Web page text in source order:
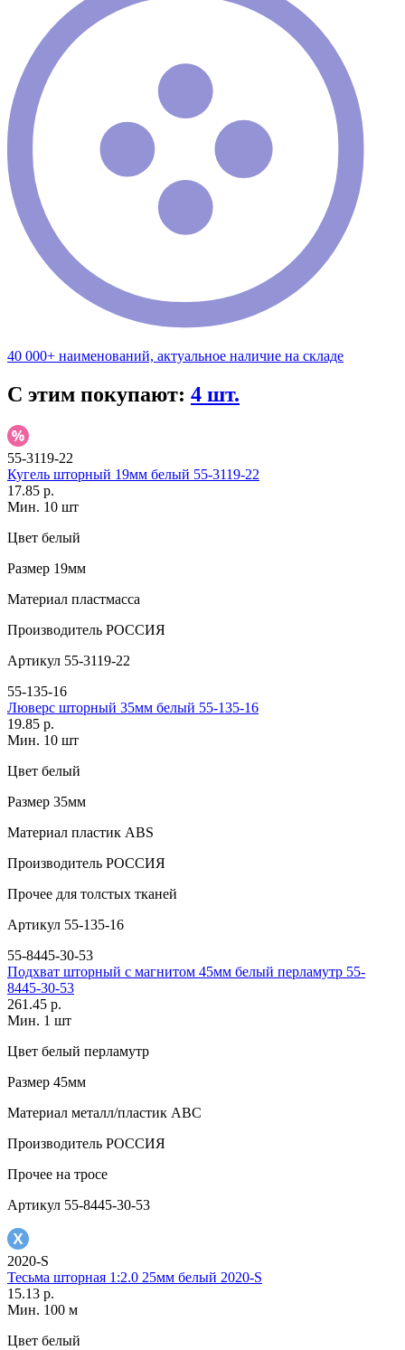
40 000+ наименований, актуальное наличие на складе
С этим покупают: 4 шт.
55-3119-22
Кугель шторный 19мм белый 55-3119-22
17.85 р.
Мин. 10 шт
Цвет белый
Размер 19мм
Материал пластмасса
Производитель РОССИЯ
Артикул 55-3119-22
55-135-16
Люверс шторный 35мм белый 55-135-16
19.85 р.
Мин. 10 шт
Цвет белый
Размер 35мм
Материал пластик АВS
Производитель РОССИЯ
Прочее для толстых тканей
Артикул 55-135-16
55-8445-30-53
Подхват шторный с магнитом 45мм белый перламутр 55-
8445-30-53
261.45 р.
Мин. 1 шт
Цвет белый перламутр
Размер 45мм
Материал металл/пластик АВС
Производитель РОССИЯ
Прочее на тросе
Артикул 55-8445-30-53
2020-S
Тесьма шторная 1:2.0 25мм белый 2020-S
15.13 р.
Мин. 100 м
Цвет белый